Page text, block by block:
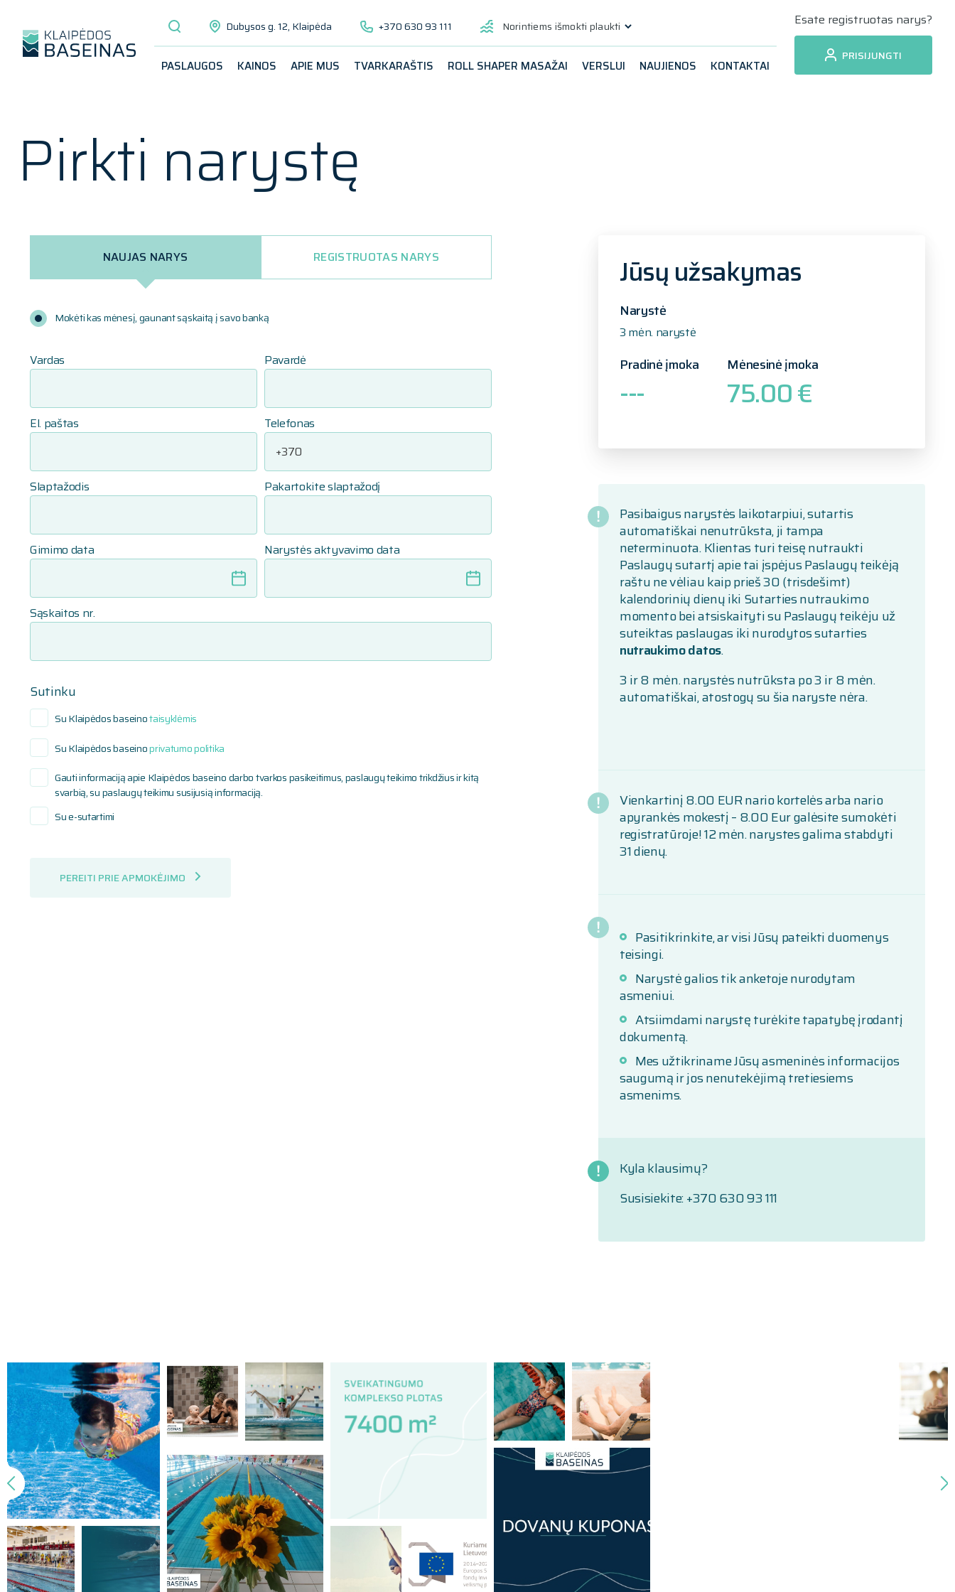
Dubysos g. 12, Klaipėda +370 630 93 111 Norintiems išmokti plaukti
PASLAUGOS KAINOS APIE MUS TVARKARAŠTIS ROLL SHAPER MASAŽAI VERSLUI NAUJIENOS KONTAKTAI
Esate registruotas narys?
PRISIJUNGTI
Pirkti narystę
NAUJAS NARYS REGISTRUOTAS NARYS
Mokėti kas mėnesį, gaunant sąskaitą į savo banką
Vardas Pavardė
El. paštas Telefonas
Slaptažodis Pakartokite slaptažodį
Gimimo data Narystės aktyvavimo data
Sąskaitos nr.
Sutinku
Su Klaipėdos baseinotaisyklėmis
Su Klaipėdos baseinoprivatumo politika
Gauti informaciją apie Klaipėdos baseino darbo tvarkos pasikeitimus, paslaugų teikimo trikdžius ir kitą
svarbią, su paslaugų teikimu susijusią informaciją.
Su e-sutartimi
PEREITI PRIE APMOKĖJIMO
Jūsų užsakymas
Narystė
3 mėn. narystė
Pradinė įmoka
---
Mėnesinė įmoka
75.00 €
Pasibaigus narystės laikotarpiui, sutartis
automatiškai nenutrūksta, ji tampa
neterminuota. Klientas turi teisę nutraukti
Paslaugų sutartį apie tai įspėjus Paslaugų teikėją
raštu ne vėliau kaip prieš 30 (trisdešimt)
kalendorinių dienų iki Sutarties nutraukimo
momento bei atsiskaityti su Paslaugų teikėju už
suteiktas paslaugas iki nurodytos sutarties
nutraukimo datos.
3 ir 8 mėn. narystės nutrūksta po 3 ir 8 mėn.
automatiškai, atostogų su šia naryste nėra.
Vienkartinį 8.00 EUR nario kortelės arba nario
apyrankės mokestį – 8.00 Eur galėsite sumokėti
registratūroje! 12 mėn. narystes galima stabdyti
31 dienų.
Pasitikrinkite, ar visi Jūsų pateikti duomenys
teisingi.
Narystė galios tik anketoje nurodytam
asmeniui.
Atsiimdami narystę turėkite tapatybę įrodantį
dokumentą.
Mes užtikriname Jūsų asmeninės informacijos
saugumą ir jos nenutekėjimą tretiesiems
asmenims.
Kyla klausimų?
Susisiekite: +370 630 93 111